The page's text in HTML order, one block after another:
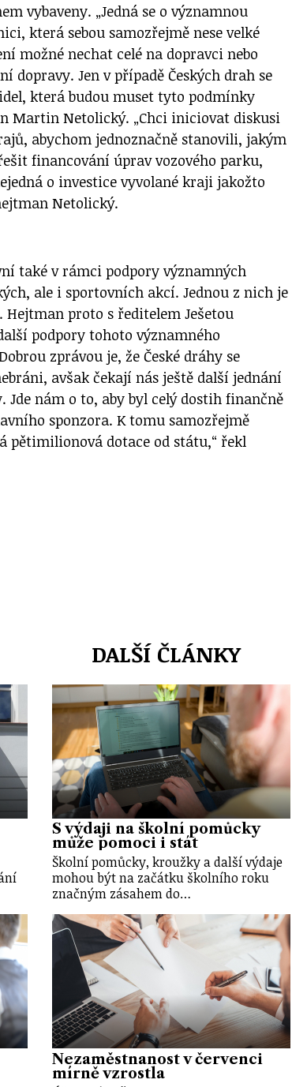
vybaveny. „Jedná se o významnou
která sebou samozřejmě nese velké
možné nechat celé na dopravci nebo
dopravy. Jen v případě Českých drah se
která budou muset tyto podmínky
Martin Netolický. „Chci iniciovat diskusi
abychom jednoznačně stanovili, jakým
financování úprav vozového parku,
o investice vyvolané kraji jakožto
Netolický.
také v rámci podpory významných
ale i sportovních akcí. Jednou z nich je
Hejtman proto s ředitelem Ješetou
podpory tohoto významného
zprávou je, že České dráhy se
avšak čekají nás ještě další jednání
Jde nám o to, aby byl celý dostih finančně
sponzora. K tomu samozřejmě
pětimilionová dotace od státu,“ řekl
DALŠÍ ČLÁNKY
S výdaji na školní pomůcky
může pomoci i stát
Školní pomůcky, kroužky a další výdaje
mohou být na začátku školního roku
značným zásahem do…
Nezaměstnanost v červenci
mírně vzrostla